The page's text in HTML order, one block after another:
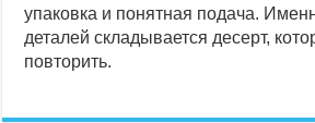
упаковка и понятная подача.
деталей складывается десерт,
повторить.